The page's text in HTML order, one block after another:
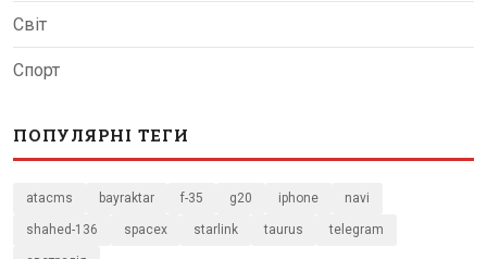
Світ
Спорт
ПОПУЛЯРНІ ТЕГИ
atacms bayraktar f-35 g20 iphone navi
shahed-136 spacex starlink taurus telegram